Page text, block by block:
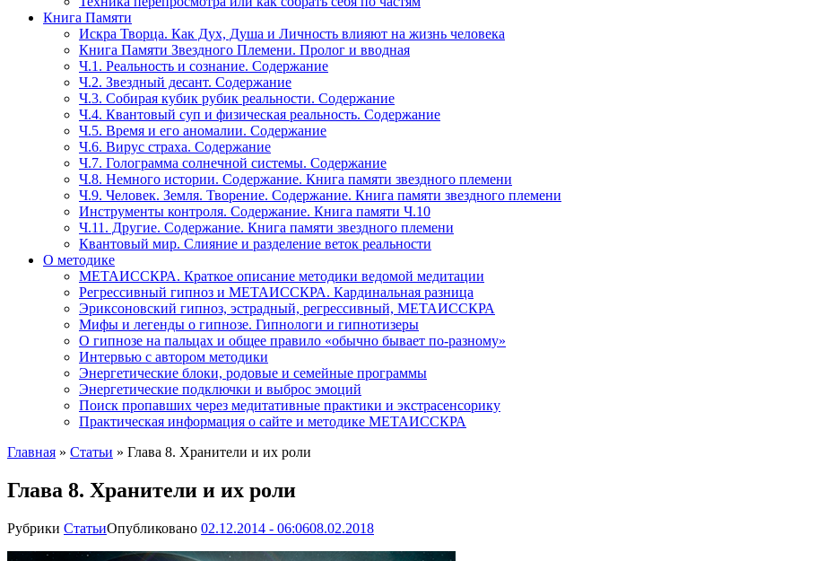
Книга Памяти
Искра Творца. Как Дух, Душа и Личность влияют на жизнь человека
Книга Памяти Звездного Племени. Пролог и вводная
Ч.1. Реальность и сознание. Содержание
Ч.2. Звездный десант. Содержание
Ч.3. Собирая кубик рубик реальности. Содержание
Ч.4. Квантовый суп и физическая реальность. Содержание
Ч.5. Время и его аномалии. Содержание
Ч.6. Вирус страха. Содержание
Ч.7. Голограмма солнечной системы. Содержание
Ч.8. Немного истории. Содержание. Книга памяти звездного племени
Ч.9. Человек. Земля. Творение. Содержание. Книга памяти звездного племени
Инструменты контроля. Содержание. Книга памяти Ч.10
Ч.11. Другие. Содержание. Книга памяти звездного племени
Квантовый мир. Слияние и разделение веток реальности
О методике
МЕТАИССКРА. Краткое описание методики ведомой медитации
Регрессивный гипноз и МЕТАИССКРА. Кардинальная разница
Эриксоновский гипноз, эстрадный, регрессивный, МЕТАИССКРА
Мифы и легенды о гипнозе. Гипнологи и гипнотизеры
О гипнозе на пальцах и общее правило «обычно бывает по-разному»
Интервью с автором методики
Энергетические блоки, родовые и семейные программы
Энергетические подключки и выброс эмоций
Поиск пропавших через медитативные практики и экстрасенсорику
Практическая информация о сайте и методике МЕТАИССКРА
Главная » Статьи » Глава 8. Хранители и их роли
Глава 8. Хранители и их роли
Рубрики СтатьиОпубликовано 02.12.2014 - 06:0608.02.2018